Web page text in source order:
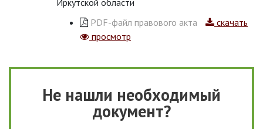
Иркутской области
PDF-файл правового акта
скачать
просмотр
Не нашли необходимый
документ?